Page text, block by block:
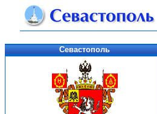
Севастополь